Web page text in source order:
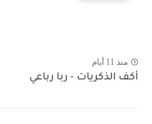
منذ 11 أيام
أكف الذكريات - ربا رباعي